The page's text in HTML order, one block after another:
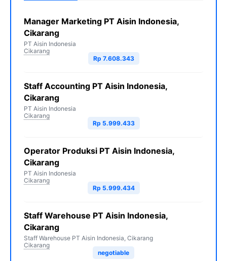
Manager Marketing PT Aisin Indonesia,
Cikarang
PT Aisin Indonesia
Cikarang
Rp 7.608.343
Staff Accounting PT Aisin Indonesia,
Cikarang
PT Aisin Indonesia
Cikarang
Rp 5.999.433
Operator Produksi PT Aisin Indonesia,
Cikarang
PT Aisin Indonesia
Cikarang
Rp 5.999.434
Staff Warehouse PT Aisin Indonesia,
Cikarang
Staff Warehouse PT Aisin Indonesia, Cikarang
Cikarang
negotiable